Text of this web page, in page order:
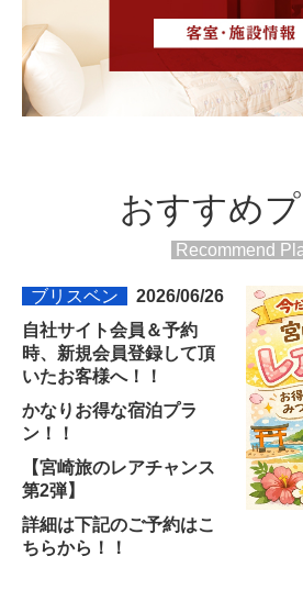
おすすめ
Recommend
ブリスベン
2026/06/26
自社サイト会員＆予約
時、新規会員登録して頂
いたお客様へ！！
かなりお得な宿泊プラ
ン！！
【宮崎旅のレアチャンス
第2弾】
詳細は下記のご予約はこ
ちらから！！